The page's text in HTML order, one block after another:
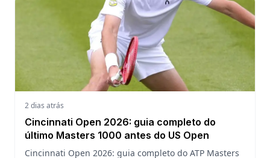
2 dias atrás
Cincinnati Open 2026: guia completo do
último Masters 1000 antes do US Open
Cincinnati Open 2026: guia completo do ATP Masters